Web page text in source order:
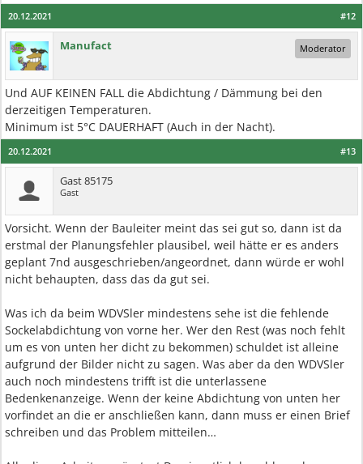
#12
20.12.2021
Manufact Moderator
Und AUF KEINEN FALL die Abdichtung / Dämmung bei den
derzeitigen Temperaturen.
Minimum ist 5°C DAUERHAFT (Auch in der Nacht).
#13
20.12.2021
Gast 85175
Gast
Vorsicht. Wenn der Bauleiter meint das sei gut so, dann ist da
erstmal der Planungsfehler plausibel, weil hätte er es anders
geplant 7nd ausgeschrieben/angeordnet, dann würde er wohl
nicht behaupten, dass das da gut sei.
Was ich da beim WDVSler mindestens sehe ist die fehlende
Sockelabdichtung von vorne her. Wer den Rest (was noch fehlt
um es von unten her dicht zu bekommen) schuldet ist alleine
aufgrund der Bilder nicht zu sagen. Was aber da den WDVSler
auch noch mindestens trifft ist die unterlassene
Bedenkenanzeige. Wenn der keine Abdichtung von unten her
vorfindet an die er anschließen kann, dann muss er einen Brief
schreiben und das Problem mitteilen…